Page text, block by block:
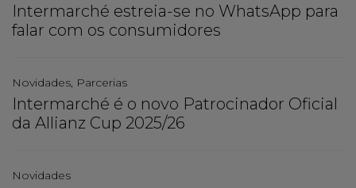
Intermarché estreia-se no WhatsApp para
falar com os consumidores
Novidades, Parcerias
Intermarché é o novo Patrocinador Oficial
da Allianz Cup 2025/26
Novidades